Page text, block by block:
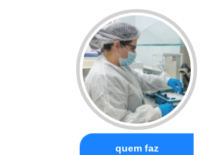
quem faz